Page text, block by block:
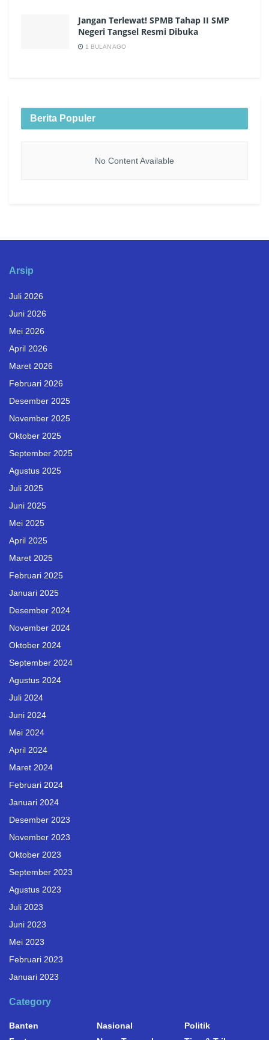
Jangan Terlewat! SPMB Tahap II SMP
Negeri Tangsel Resmi Dibuka
1 BULAN AGO
Berita Populer
No Content Available
Arsip
Juli 2026
Juni 2026
Mei 2026
April 2026
Maret 2026
Februari 2026
Desember 2025
November 2025
Oktober 2025
September 2025
Agustus 2025
Juli 2025
Juni 2025
Mei 2025
April 2025
Maret 2025
Februari 2025
Januari 2025
Desember 2024
November 2024
Oktober 2024
September 2024
Agustus 2024
Juli 2024
Juni 2024
Mei 2024
April 2024
Maret 2024
Februari 2024
Januari 2024
Desember 2023
November 2023
Oktober 2023
September 2023
Agustus 2023
Juli 2023
Juni 2023
Mei 2023
Februari 2023
Januari 2023
Category
Banten
Nasional
Politik